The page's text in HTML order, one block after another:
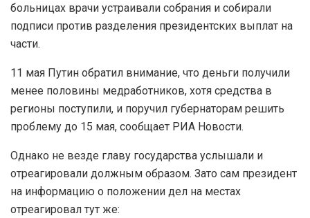
больницах врачи устраивали собрания и собирали
подписи против разделения президентских выплат на
части.
11 мая Путин обратил внимание, что деньги получили
менее половины медработников, хотя средства в
регионы поступили, и поручил губернаторам решить
проблему до 15 мая, сообщает РИА Новости.
Однако не везде главу государства услышали и
отреагировали должным образом. Зато сам президент
на информацию о положении дел на местах
отреагировал тут же: